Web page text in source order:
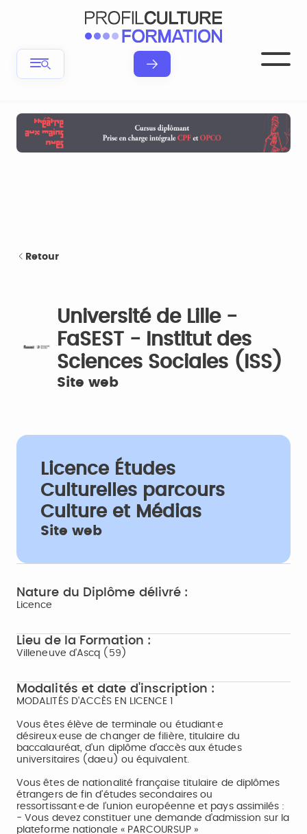
Retour
Université de Lille -
FaSEST - Institut des
Sciences Sociales (ISS)
Site web
Licence Études
Culturelles parcours
Culture et Médias
Site web
Nature du Diplôme délivré :
Licence
Lieu de la Formation :
Villeneuve d'Ascq (59)
Modalités et date d'inscription :
MODALITÉS D'ACCÈS EN LICENCE 1
Vous êtes élève de terminale ou étudiant·e
désireux·euse de changer de filière, titulaire du
baccalauréat, d’un diplôme d’accès aux études
universitaires (daeu) ou équivalent.
Vous êtes de nationalité française titulaire de diplômes
étrangers de fin d’études secondaires ou
ressortissant·e·de l’union européenne et pays assimilés :
- Vous devez constituer une demande d’admission sur la
plateforme nationale « PARCOURSUP »